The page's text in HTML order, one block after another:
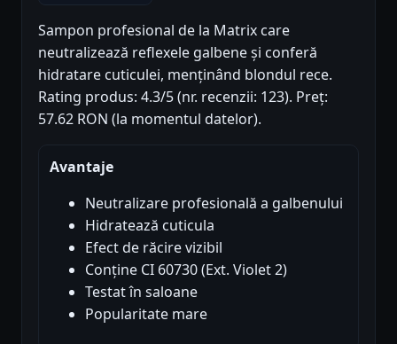
Sampon profesional de la Matrix care
neutralizează reflexele galbene și conferă
hidratare cuticulei, menținând blondul rece.
Rating produs: 4.3/5 (nr. recenzii: 123). Preț:
57.62 RON (la momentul datelor).
Avantaje
Neutralizare profesională a galbenului
Hidratează cuticula
Efect de răcire vizibil
Conține CI 60730 (Ext. Violet 2)
Testat în saloane
Popularitate mare